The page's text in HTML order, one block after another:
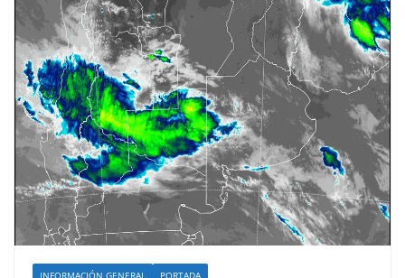
INFORMACIÓN GENERAL PORTADA